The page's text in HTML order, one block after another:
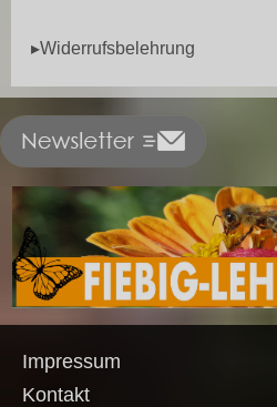
▸Widerrufsbelehrung
Impressum
Kontakt